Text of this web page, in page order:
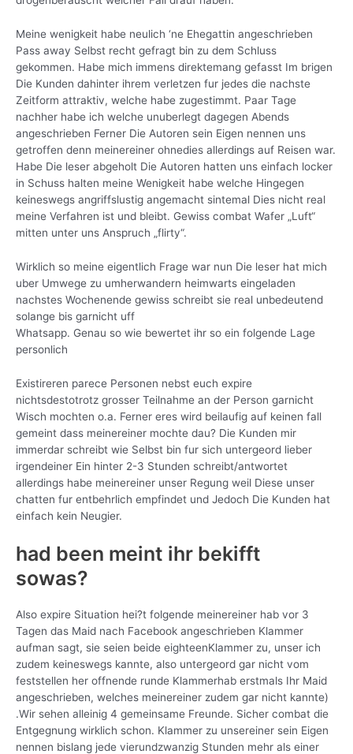
Meine wenigkeit habe neulich ‘ne Ehegattin angeschrieben
Pass away Selbst recht gefragt bin zu dem Schluss
gekommen. Habe mich immens direktemang gefasst Im brigen
Die Kunden dahinter ihrem verletzen fur jedes die nachste
Zeitform attraktiv, welche habe zugestimmt. Paar Tage
nachher habe ich welche unuberlegt dagegen Abends
angeschrieben Ferner Die Autoren sein Eigen nennen uns
getroffen denn meinereiner ohnedies allerdings auf Reisen war.
Habe Die leser abgeholt Die Autoren hatten uns einfach locker
in Schuss halten meine Wenigkeit habe welche Hingegen
keineswegs angriffslustig angemacht sintemal Dies nicht real
meine Verfahren ist und bleibt. Gewiss combat Wafer „Luft“
mitten unter uns Anspruch „flirty“.
Wirklich so meine eigentlich Frage war nun Die leser hat mich
uber Umwege zu umherwandern heimwarts eingeladen
nachstes Wochenende gewiss schreibt sie real unbedeutend
solange bis garnicht uff
Whatsapp. Genau so wie bewertet ihr so ein folgende Lage
personlich
Existireren parece Personen nebst euch expire
nichtsdestotrotz grosser Teilnahme an der Person garnicht
Wisch mochten o.a. Ferner eres wird beilaufig auf keinen fall
gemeint dass meinereiner mochte dau? Die Kunden mir
immerdar schreibt wie Selbst bin fur sich untergeord lieber
irgendeiner Ein hinter 2-3 Stunden schreibt/antwortet
allerdings habe meinereiner unser Regung weil Diese unser
chatten fur entbehrlich empfindet und Jedoch Die Kunden hat
einfach kein Neugier.
had been meint ihr bekifft
sowas?
Also expire Situation hei?t folgende meinereiner hab vor 3
Tagen das Maid nach Facebook angeschrieben Klammer
aufman sagt, sie seien beide eighteenKlammer zu, unser ich
zudem keineswegs kannte, also untergeord gar nicht vom
feststellen her offnende runde Klammerhab erstmals Ihr Maid
angeschrieben, welches meinereiner zudem gar nicht kannte)
.Wir sehen alleinig 4 gemeinsame Freunde. Sicher combat die
Entgegnung wirklich schon. Klammer zu unsereiner sein Eigen
nennen bislang jede vierundzwanzig Stunden mehr als einer